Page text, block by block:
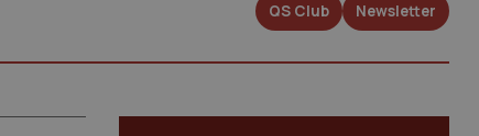
QS Club Newsletter